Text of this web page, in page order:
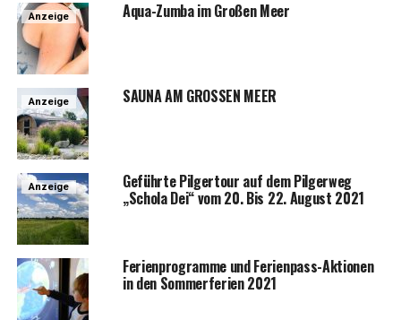
Anzeige Aqua-Zum­ba im Gro­ßen Meer
Anzeige SAUNA AM GROSSEN MEER
Anzeige Geführ­te Pil­ger­tour auf dem Pil­ger­weg
„Scho­la Dei“ vom 20. Bis 22. August 2021
Feri­en­pro­gram­me und Feri­en­pass-Aktio­nen
in den Som­mer­fe­ri­en 2021